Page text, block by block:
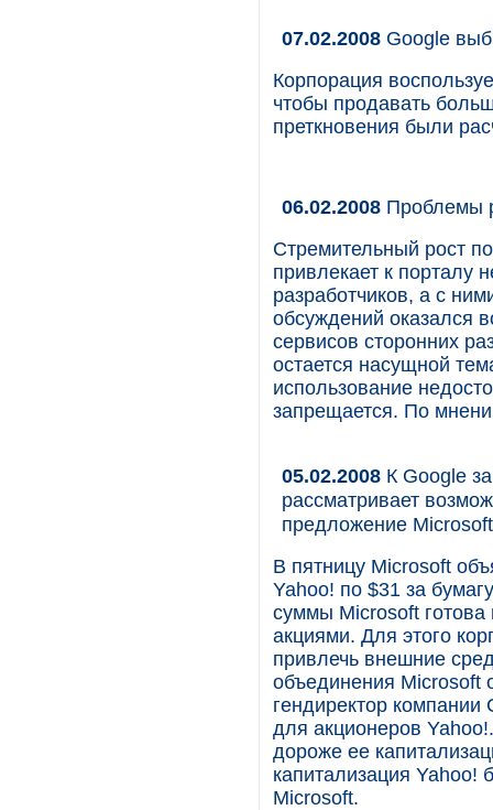
07.02.2008 Google
Корпорация
чтобы продавать
преткновения были
06.02.2008 Проблемы
Стремительный рост
привлекает к порталу
разработчиков, а с
обсуждений оказался
сервисов сторонних
остается насущной
использование
запрещается. По
05.02.2008 К Google
рассматривает
предложение
В пятницу Microsoft
Yahoo! по $31 за
суммы Microsoft
акциями. Для этого
привлечь внешние
объединения
гендиректор
для акционеров
дороже ее
капитализация
Microsoft.